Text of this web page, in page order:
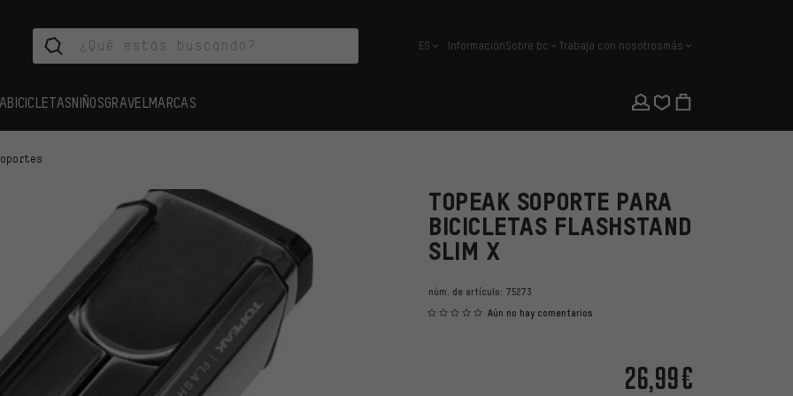
español
ES InformaciónSobre bc Trabaja con nosotrosmás
BICICLETASNIÑOSGRAVEL MARCAS
TOPEAK SOPORTE PARA
BICICLETAS FLASHSTAND
SLIM X
núm. de artículo: 75273
Aún no hay comentarios
26,99€